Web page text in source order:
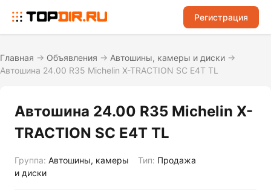
Регистрация
Главная → Объявления → Автошины, камеры и диски →
Автошина 24.00 R35 Michelin X-TRACTION SC E4T TL
Автошина 24.00 R35 Michelin X-
TRACTION SC E4T TL
Группа: Автошины, камеры
и диски
Тип: Продажа